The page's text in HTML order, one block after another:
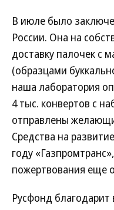
В июле было
России. Она на
доставку палочек с
(образцами
наша лаборатория
4 тыс. конвертов с
отправлены
Средства на
году
пожертвования еще
Русфонд благодарит